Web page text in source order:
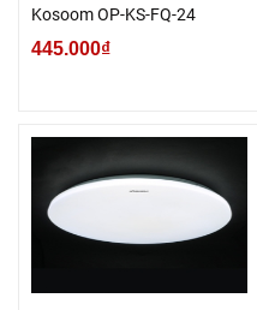
Kosoom OP-KS-FQ-24
445.000₫